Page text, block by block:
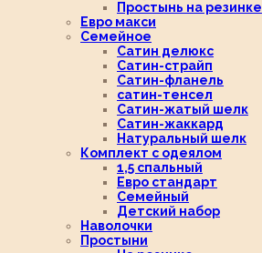
Простынь на резинке
Евро макси
Семейное
Сатин делюкс
Сатин-страйп
Сатин-фланель
сатин-тенсел
Сатин-жатый шелк
Сатин-жаккард
Натуральный шелк
Комплект с одеялом
1,5 спальный
Евро стандарт
Семейный
Детский набор
Наволочки
Простыни